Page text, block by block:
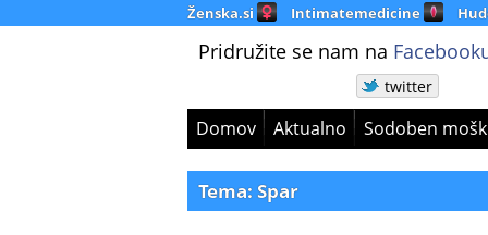
Ženska.si Intimatemedicine
Pridružite se nam na
twitter
Domov Aktualno Sodoben
Tema: Spar